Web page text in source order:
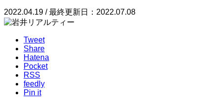
2022.04.19 / 最終更新日：2022.07.08
Tweet
Share
Hatena
Pocket
RSS
feedly
Pin it